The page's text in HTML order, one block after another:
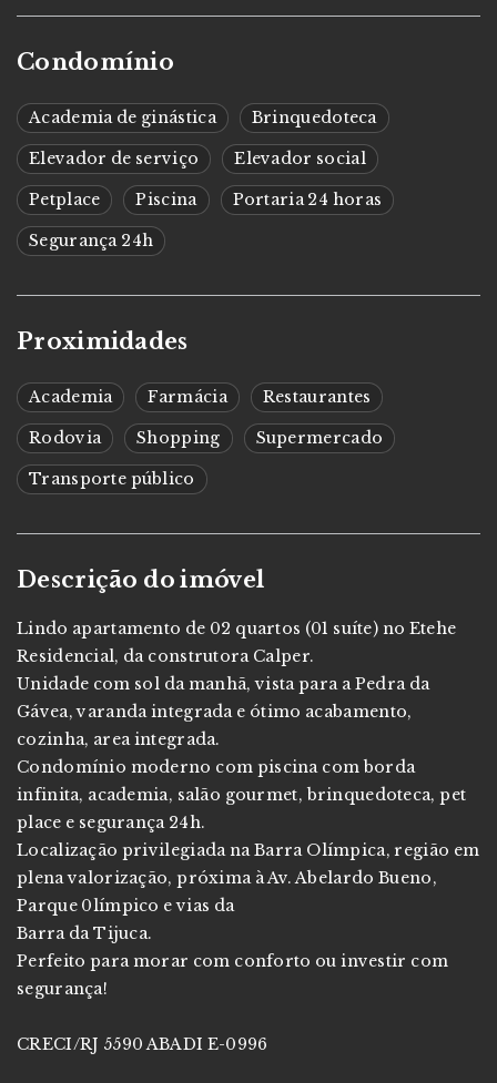
Condomínio
Academia de ginástica Brinquedoteca
Elevador de serviço Elevador social
Petplace Piscina Portaria 24 horas
Segurança 24h
Proximidades
Academia Farmácia Restaurantes
Rodovia Shopping Supermercado
Transporte público
Descrição do imóvel
Lindo apartamento de 02 quartos (01 suíte) no Etehe
Residencial, da construtora Calper.
Unidade com sol da manhã, vista para a Pedra da
Gávea, varanda integrada e ótimo acabamento,
cozinha, area integrada.
Condomínio moderno com piscina com borda
infinita, academia, salão gourmet, brinquedoteca, pet
place e segurança 24h.
Localização privilegiada na Barra Olímpica, região em
plena valorização, próxima à Av. Abelardo Bueno,
Parque 0límpico e vias da
Barra da Tijuca.
Perfeito para morar com conforto ou investir com
segurança!
CRECI/RJ 5590 ABADI E-0996